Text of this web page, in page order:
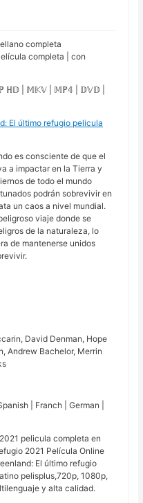
completa
completa | con
ℍ𝔻 | 𝕄𝕂𝕍 | 𝕄ℙ𝟜 | 𝔻𝕍𝔻 |
El último refugio pelicula
es consciente de que el
a impactar en la Tierra y
de todo el mundo
podrán sobrevivir en
un caos a nivel mundial.
viaje donde se
de la naturaleza, lo
de mantenerse unidos
David Denman, Hope
Andrew Bachelor, Merrin
| Franch | German |
pelicula completa en
2021 Película Online
El último refugio
pelisplus,720p, 1080p,
y alta calidad.